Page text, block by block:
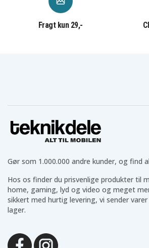
Fragt kun 29,-
Gør som 1.000.000 andre kunder, og find
Hos os finder du prisvenlige produkter til
home, gaming, lyd og video og meget
sikkert med hurtig levering, vi sender
lager.